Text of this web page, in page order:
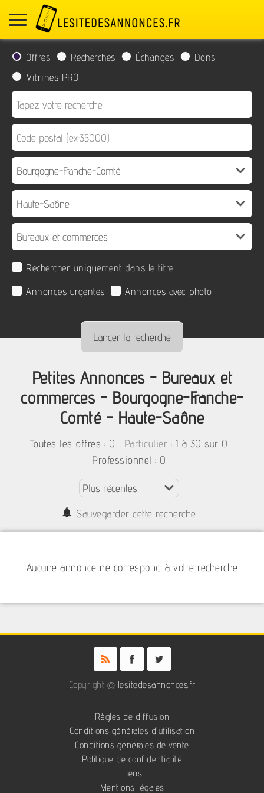
Offres Recherches Échanges
Dons
Vitrines PRO
Rechercher uniquement dans le titre
Annonces urgentes
Annonces avec photo
Petites Annonces - Bureaux et
commerces - Bourgogne-Franche-
Comté - Haute-Saône
Toutes les offres : 0 Particulier : 1 à 30 sur 0
Professionnel : 0
Sauvegarder cette recherche
Aucune annonce ne correspond à votre recherche
Copyright © lesitedesannonces.fr
Règles de diffusion
Conditions générales d'utilisation
Conditions générales de vente
Politique de confidentialité
Liens
Mentions légales